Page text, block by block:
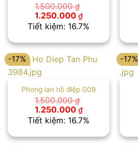
1.500.000₫
Giá
gốc
là:
1.250.000 ₫Giá
hiện
tại
1.250.000 ₫.
Tiết kiệm: 16.7%
-17%
Phong lan hồ điệp 009
1.500.000₫
Giá
gốc
là:
1.250.000 ₫Giá
hiện
tại
1.250.000 ₫.
Tiết kiệm: 16.7%
-17%